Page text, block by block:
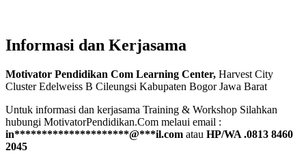
Informasi dan Kerjasama
Motivator Pendidikan Com Learning Center, Harvest City
Cluster Edelweiss B Cileungsi Kabupaten Bogor Jawa Barat
Untuk informasi dan kerjasama Training & Workshop Silahkan
hubungi MotivatorPendidikan.Com melaui email :
in*********************@***il.com atau HP/WA .0813 8460
2045